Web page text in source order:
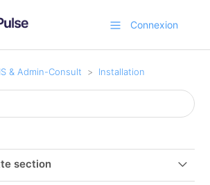
Connexion
& Admin-Consult Installation
section